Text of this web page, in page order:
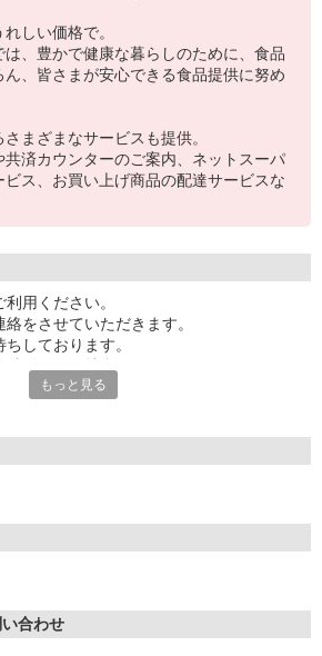
しい価格で。
は、豊かで健康な暮らしのために、食品
、皆さまが安心できる食品提供に努め
まざまなサービスも提供。
共済カウンターのご案内、ネットスーパ
ス、お買い上げ商品の配達サービスな
用ください。
をさせていただきます。
しております。
、土・日・祝日10時〜18時
で面接をさせて頂きます。
ただきます。
⇒ 面接 ⇒ 合否
考など一部選考フローを変更する場合が
もっと見る
合わせ